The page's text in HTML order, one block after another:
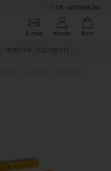
Tlf.:+4577358786
E-mail Konto Kurv